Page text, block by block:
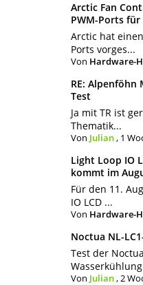
Arctic Fan
PWM-Ports
Arctic hat
Ports vorges...
Von Hardware-
RE:
Test
Ja mit TR ist
Thematik...
Von Julian, 1
Light Loop IO
kommt im
Für den 11.
IO LCD ...
Von Hardware-
Noctua NL-
Test der
Von Julian,2